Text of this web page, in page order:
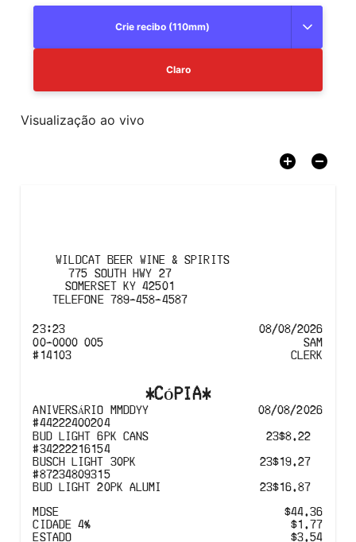
Crie recibo (110mm)
Claro
Visualização ao vivo
WILDCAT BEER WINE & SPIRITS
775 SOUTH HWY 27
SOMERSET KY 42501
TELEFONE
789-458-4587
23:23
00-0000 005
#14103
08/08/2026
SAM
CLERK
*CÓPIA*
ANIVERSÁRIO MMDDYY 08/08/2026
#44222400204
BUD LIGHT 6PK CANS
23$8.22
#34222216154
BUSCH LIGHT 30PK
23$19.27
#87234809315
BUD LIGHT 20PK ALUMI 23$16.87
MDSE
CIDADE
4%
ESTADO
$44.36
$1.77
$3.54